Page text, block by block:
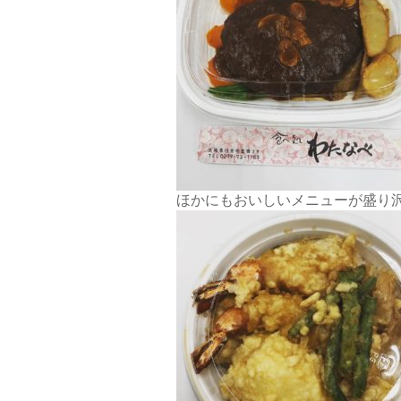
ほかにもおいしいメニューが盛り